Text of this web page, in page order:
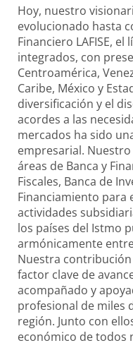
Visa Direct
Remesas
Tarjeta Infinite Visa
Mastercard Black
Hoy, nuestro
evolucionado hasta
Financiero LAFISE,
integrados, con
Centroamérica,
Caribe, México y
diversificación y el
acordes a las
mercados ha sido
empresarial.
áreas de Banca y
Fiscales, Banca de
Financiamiento para
actividades
los países del Istmo
armónicamente
Nuestra
factor clave de
acompañado y
profesional de miles
región. Junto con
económico de todos